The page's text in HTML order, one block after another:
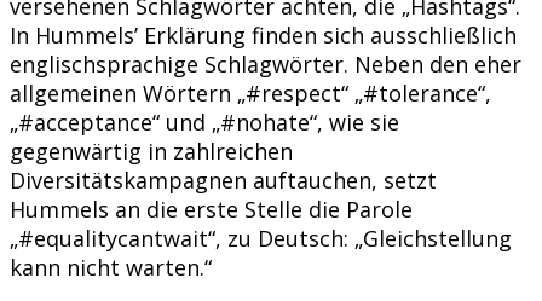
versehenen Schlagwörter achten, die „Hashtags“.
In Hummels’ Erklärung finden sich ausschließlich
englischsprachige Schlagwörter. Neben den eher
allgemeinen Wörtern „#respect“ „#tolerance“,
„#acceptance“ und „#nohate“, wie sie
gegenwärtig in zahlreichen
Diversitätskampagnen auftauchen, setzt
Hummels an die erste Stelle die Parole
„#equalitycantwait“, zu Deutsch: „Gleichstellung
kann nicht warten.“